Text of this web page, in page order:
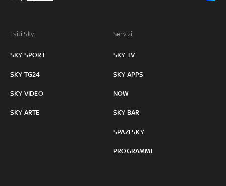
I siti Sky:
SKY SPORT
SKY TG24
SKY VIDEO
SKY ARTE
Servizi:
SKY TV
SKY APPS
NOW
SKY BAR
SPAZI SKY
PROGRAMMI